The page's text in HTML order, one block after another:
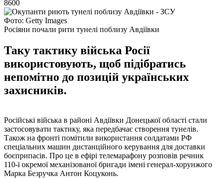
8600
Фото: Getty Images
Росіяни почали рити тунелі поблизу Авдіївки
Таку тактику війська Росії
використовують, щоб підібратись
непомітно до позицій українських
захисників.
Російські війська в районі Авдіївки Донецької області стали
застосовувати тактику, яка передбачає створення тунелів.
Також на фронті помітили використання солдатами РФ
спеціальних машин дистанційного керування для доставки
боєприпасів. Про це в ефірі телемарафону розповів речник
110-ї окремої механізованої бригади імені генерал-хорунжого
Марка Безручка Антон Коцуконь.